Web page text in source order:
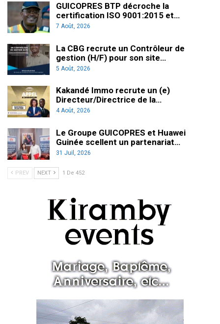
GUICOPRES BTP décroche la
certification ISO 9001:2015 et…
7 Août, 2026
La CBG recrute un Contrôleur de
gestion (H/F) pour son site…
5 Août, 2026
Kakandé Immo recrute un (e)
Directeur/Directrice de la…
4 Août, 2026
Le Groupe GUICOPRES et Huawei
Guinée scellent un partenariat…
31 Juil, 2026
PREV NEXT 1 De 452